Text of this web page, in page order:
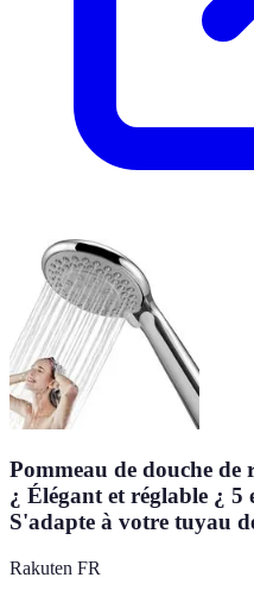
Pommeau de douche de
¿ Élégant et réglable ¿ 5
S'adapte à votre tuyau
Rakuten FR